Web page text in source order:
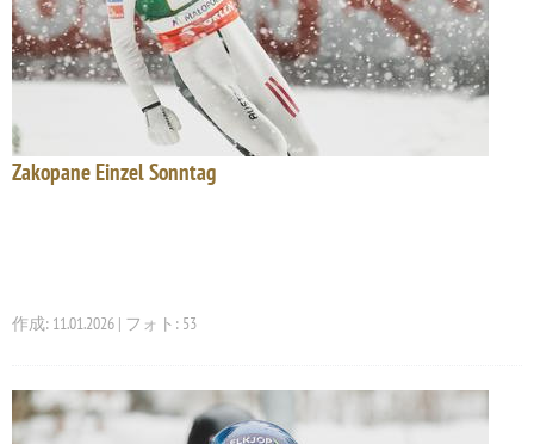
Zakopane Einzel Sonntag
作成: 11.01.2026 | フォト: 53